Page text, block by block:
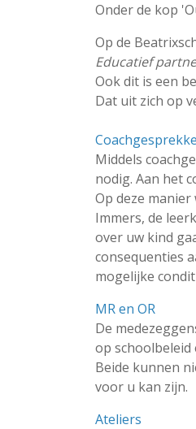
Onder de kop
Op de
Educatief
Ook dit is een
Dat uit zich op
Middels
nodig. Aan het
Op deze
Immers, de
over uw kind
consequenties
mogelijke
MR en OR
De
op
Beide kunnen
voor u kan zijn.
Ateliers